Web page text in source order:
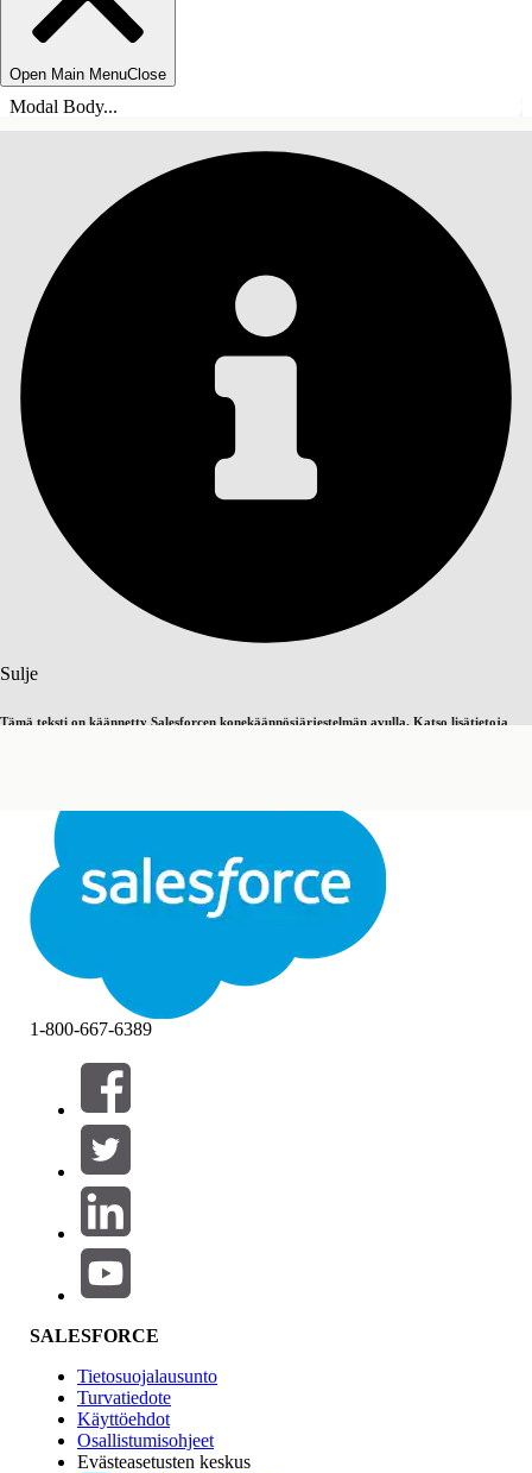
Open Main MenuClose
Modal Body...
Sulje
Tämä teksti on käännetty Salesforcen konekäännösjärjestelmän avulla. Katso lisätietoja
Sulje
SISÄLLYSLUETTELO
Suodattimet (0)
VALITSE SUODATTIMET
Tuotealue
Ominaisuuden vaikutus
1-800-667-6389
SALESFORCE
Tietosuojalausunto
Turvatiedote
Käyttöehdot
Osallistumisohjeet
Evästeasetusten keskus